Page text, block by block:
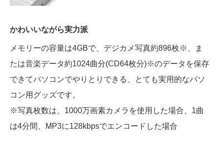
かわいいながら実力派
メモリーの容量は4GBで、デジカメ写真約896枚※
、ま
たは音楽データ約1024曲分(CD64枚分)※のデータを保存
できてパソコンでやりとりできる、とても実用的なパソ
コン用グッズです。
※写真枚数は、1000万画素カメラを使用した場合、1曲
は4分間、MP3に128kbpsでエンコードした場合